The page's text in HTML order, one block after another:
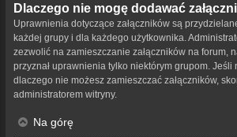
Dlaczego nie mogę dodawać
Uprawnienia dotyczące załączników są
każdej grupy i dla każdego użytkownika.
zezwolić na zamieszczanie załączników na forum,
przyznał uprawnienia tylko niektórym grupom. Jeśli
dlaczego nie możesz zamieszczać załączników,
administratorem witryny.
Na górę